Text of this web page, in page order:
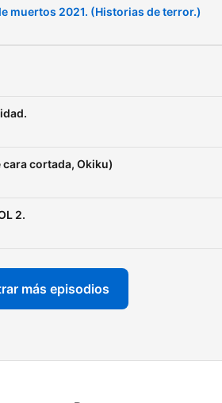
muertos 2021. (Historias de terror.)
cortada, Okiku)
2.
más episodios